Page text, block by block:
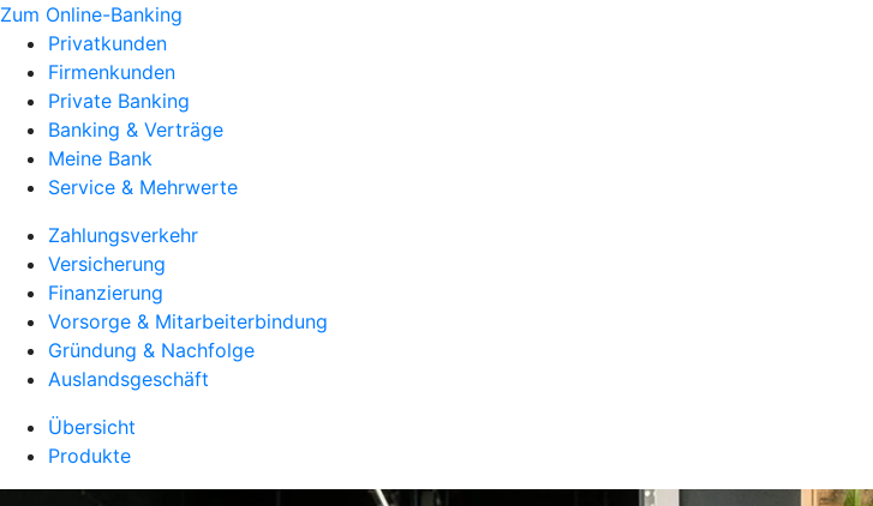
Zum Online-Banking
Privatkunden
Firmenkunden
Private Banking
Banking & Verträge
Meine Bank
Service & Mehrwerte
Zahlungsverkehr
Versicherung
Finanzierung
Vorsorge & Mitarbeiterbindung
Gründung & Nachfolge
Auslandsgeschäft
Übersicht
Produkte